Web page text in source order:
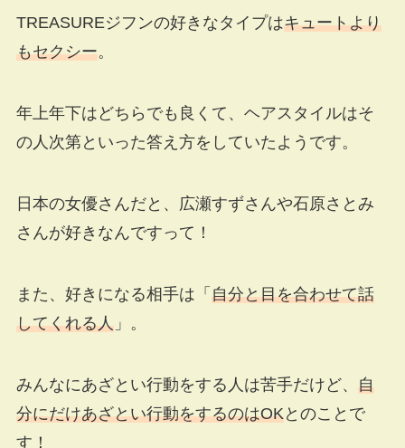
TREASUREジフンの好きなタイプはキュートより
もセクシー。
年上年下はどちらでも良くて、ヘアスタイルはそ
の人次第といった答え方をしていたようです。
日本の女優さんだと、広瀬すずさんや石原さとみ
さんが好きなんですって！
また、好きになる相手は「 自分と目を合わせて話
してくれる人」。
みんなにあざとい行動をする人は苦手だけど、 自
分にだけあざとい行動をするのはOKとのことで
す！